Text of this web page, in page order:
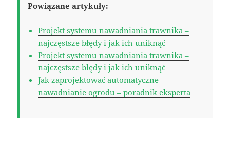
Powiązane artykuły:
Projekt systemu nawadniania trawnika –
najczęstsze błędy i jak ich uniknąć
Projekt systemu nawadniania trawnika –
najczęstsze błędy i jak ich uniknąć
Jak zaprojektować automatyczne
nawadnianie ogrodu – poradnik eksperta